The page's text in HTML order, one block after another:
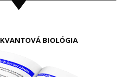
KVANTOVÁ BIOLÓGIA